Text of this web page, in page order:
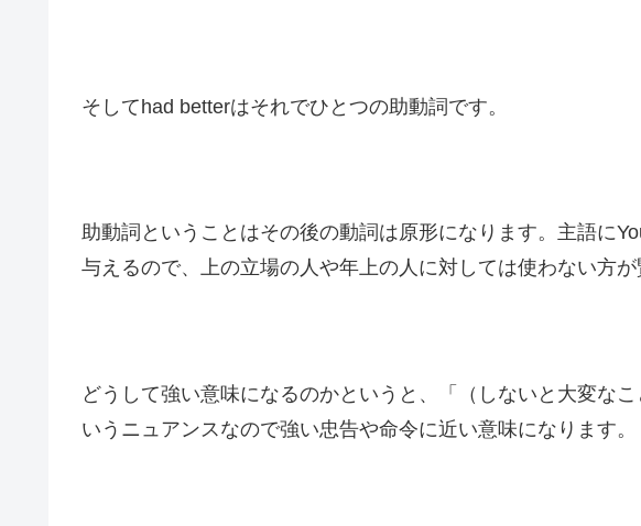
そしてhad betterはそれでひとつの助動詞です。
助動詞ということはその後の動詞は原形になります。主語に
与えるので、上の立場の人や年上の人に対しては使わない方が
どうして強い意味になるのかというと、「（しないと大変な
いうニュアンスなので強い忠告や命令に近い意味になります。